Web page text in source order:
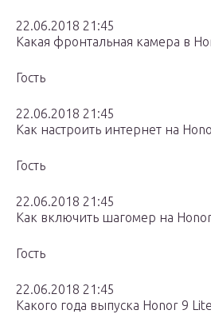
22.06.2018 21:45
Какая фронтальная камера в
Гость
22.06.2018 21:45
Как настроить интернет на
Гость
22.06.2018 21:45
Как включить шагомер на
Гость
22.06.2018 21:45
Какого года выпуска Honor 9